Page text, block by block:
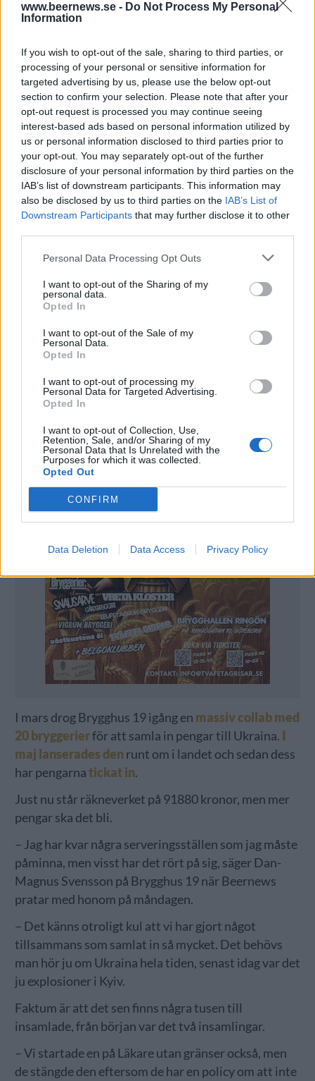
www.beernews.se - Do Not Process My Personal
Information
If you wish to opt-out of the sale, sharing to third parties, or
processing of your personal or sensitive information for
targeted advertising by us, please use the below opt-out
section to confirm your selection. Please note that after your
opt-out request is processed you may continue seeing
interest-based ads based on personal information utilized by
us or personal information disclosed to third parties prior to
your opt-out. You may separately opt-out of the further
disclosure of your personal information by third parties on the
IAB’s list of downstream participants. This information may
also be disclosed by us to third parties on the IAB’s List of
Downstream Participants that may further disclose it to other
Personal Data Processing Opt Outs
I want to opt-out of the Sharing of my
personal data.
Opted In
I want to opt-out of the Sale of my
Personal Data.
Opted In
I want to opt-out of processing my
Personal Data for Targeted Advertising.
Opted In
I want to opt-out of Collection, Use,
Retention, Sale, and/or Sharing of my
Personal Data that Is Unrelated with the
Purposes for which it was collected.
Opted Out
CONFIRM
Data Deletion Data Access Privacy Policy
AvPeter Lindh
NYHET
André Hansson, Andreas Leman och Dan-Magnus Svensson
tittar på när Martin Dawson från Varvar tillsätter humle till
brygden.Foto: Privatbild
Brygghus 19 har nu nästan nått 100000 kronor i sin
insamling till Ukraina. Och nu har man haft
ukrainska Varvar på besök för att gör en riktigt
I mars drog Brygghus 19 igång en massiv collab med
20 bryggerierför att samla in pengar till Ukraina. I
maj lanserades denrunt om i landet och sedan dess
har pengarnatickat in.
Just nu står räkneverket på 91880 kronor, men mer
pengar ska det bli.
– Jag har kvar några serveringsställen som jag måste
påminna, men visst har det rört på sig, säger Dan-
Magnus Svensson på Brygghus 19 när Beernews
pratar med honom på måndagen.
– Det känns otroligt kul att vi har gjort något
tillsammans som samlat in så mycket. Det behövs
man hör ju om Ukraina hela tiden, senast idag var det
ju explosioner i Kyiv.
Faktum är att det sen finns några tusen till
insamlade, från början var det två insamlingar.
– Vi startade en på Läkare utan gränser också, men
de stängde den eftersom de har en policy om att inte